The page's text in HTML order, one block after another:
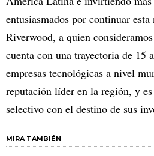
entusiasmados por continuar
Riverwood, a quien
cuenta con una trayectoria de 15
empresas tecnológicas a nivel
reputación líder en la región, y
selectivo con el destino de sus
MIRA TAMBIÉN